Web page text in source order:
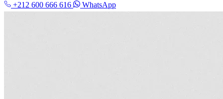
+212 600 666 616
WhatsApp